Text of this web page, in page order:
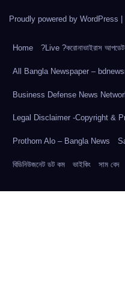
Proudly powered by WordPress |
Home ?Live ?করোনাভাইরাস আপডেট
All Bangla Newspaper –
Business Defense News
Legal Disclaimer -Copyright &
Prothom Alo – Bangla News
বিডিনিউজনেট ডট কম ভাইকিং সাম বেদ